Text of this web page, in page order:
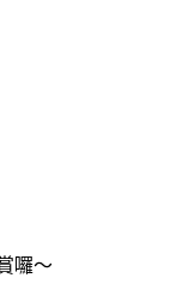
囉～